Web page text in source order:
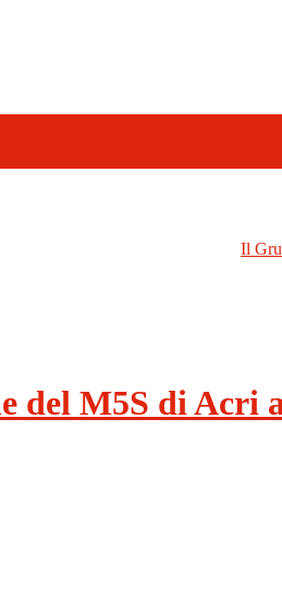
Il
M5S di Acri